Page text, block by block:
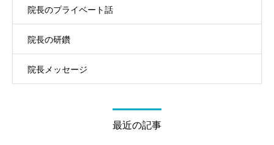
院長のプライベート話
院長の研鑽
院長メッセージ
最近の記事